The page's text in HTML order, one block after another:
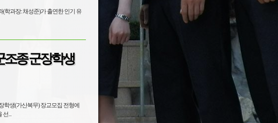
조종 군장학생
학생(가산복무) 장교모집 전형에
선...